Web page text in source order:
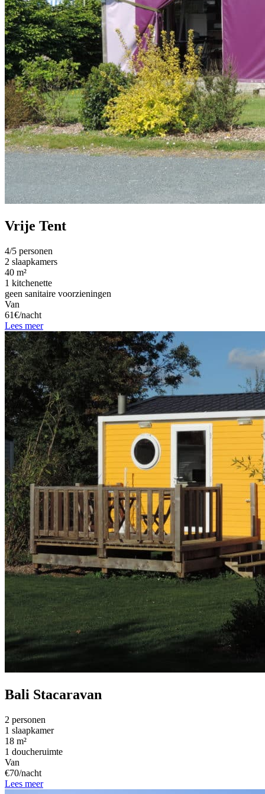
Vrije Tent
4/5 personen
2 slaapkamers
40 m²
1 kitchenette
geen sanitaire voorzieningen
Van
61€/nacht
Lees meer
Bali Stacaravan
2 personen
1 slaapkamer
18 m²
1 doucheruimte
Van
€70/nacht
Lees meer